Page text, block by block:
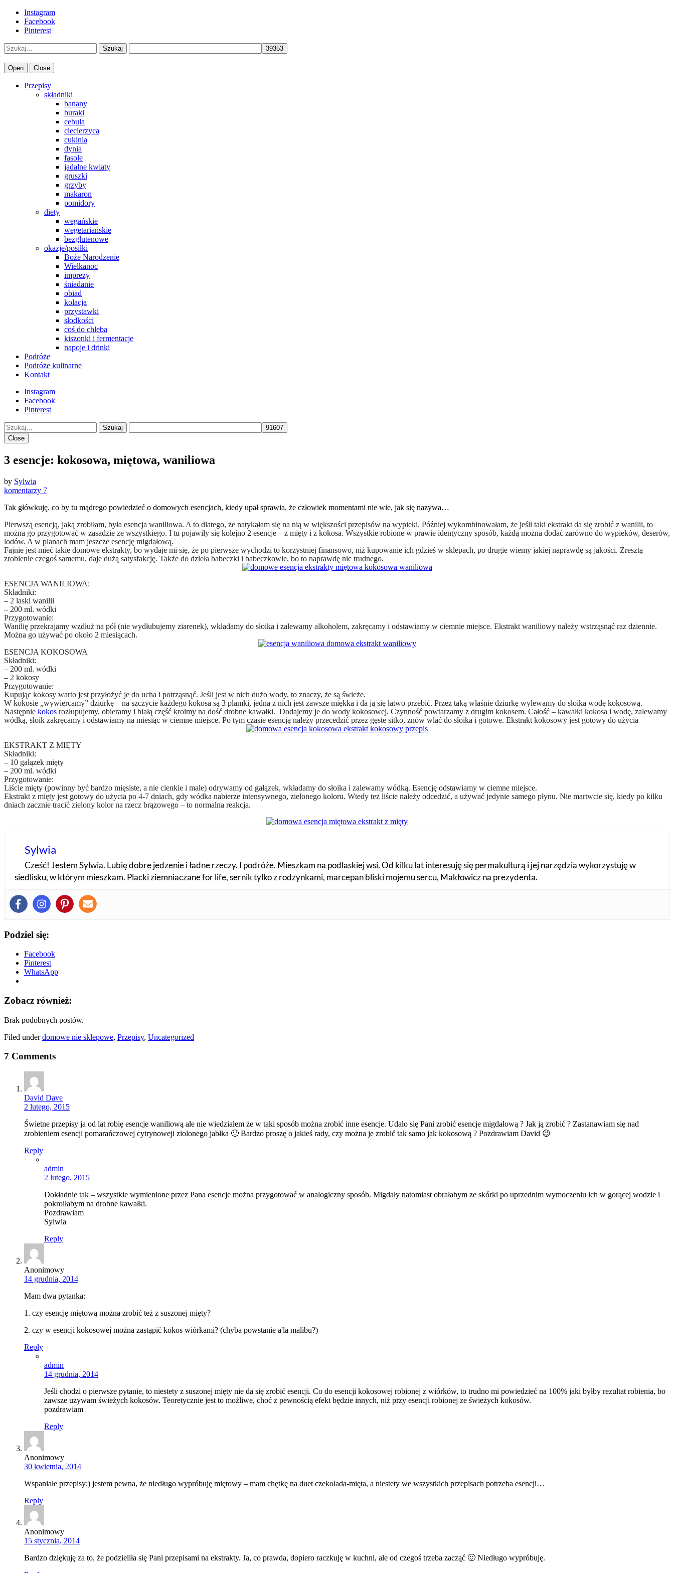
Instagram
Facebook
Pinterest
Szukaj
Open Close
Przepisy
składniki
banany
buraki
cebula
ciecierzyca
cukinia
dynia
fasole
jadalne kwiaty
gruszki
grzyby
makaron
pomidory
diety
wegańskie
wegetariańskie
bezglutenowe
okazje/posiłki
Boże Narodzenie
Wielkanoc
imprezy
śniadanie
obiad
kolacja
przystawki
słodkości
coś do chleba
kiszonki i fermentacje
napoje i drinki
Podróże
Podróże kulinarne
Kontakt
Instagram
Facebook
Pinterest
Szukaj
Close
3 esencje: kokosowa, miętowa, waniliowa
by Sylwia
komentarzy 7
Tak główkuję. co by tu mądrego powiedzieć o domowych esencjach, kiedy upał sprawia, że człowiek momentami nie wie, jak się nazywa…
Pierwszą esencją, jaką zrobiłam, była esencja waniliowa. A to dlatego, że natykałam się na nią w większości przepisów na wypieki. Później wykombinowałam, że jeśli taki ekstrakt da się zrobić z wanilii, to
można go przygotować w zasadzie ze wszystkiego. I tu pojawiły się kolejno 2 esencje – z mięty i z kokosa. Wszystkie robione w prawie identyczny sposób, każdą można dodać zarówno do wypieków, deserów,
lodów. A w planach mam jeszcze esencję migdałową.
Fajnie jest mieć takie domowe ekstrakty, bo wydaje mi się, że po pierwsze wychodzi to korzystniej finansowo, niż kupowanie ich gdzieś w sklepach, po drugie wiemy jakiej naprawdę są jakości. Zresztą
zrobienie czegoś samemu, daje dużą satysfakcję. Także do dzieła babeczki i babeczkowie, bo to naprawdę nic trudnego.
ESENCJA WANILIOWA:
Składniki:
– 2 laski wanilii
– 200 ml. wódki
Przygotowanie:
Wanilię przekrajamy wzdłuż na pół (nie wydłubujemy ziarenek), wkładamy do słoika i zalewamy alkoholem, zakręcamy i odstawiamy w ciemnie miejsce. Ekstrakt waniliowy należy wstrząsnąć raz dziennie.
Można go używać po około 2 miesiącach.
ESENCJA KOKOSOWA
Składniki:
– 200 ml. wódki
– 2 kokosy
Przygotowanie:
Kupując kokosy warto jest przyłożyć je do ucha i potrząsnąć. Jeśli jest w nich dużo wody, to znaczy, że są świeże.
W kokosie „wywiercamy” dziurkę – na szczycie każdego kokosa są 3 plamki, jedna z nich jest zawsze miękka i da ją się łatwo przebić. Przez taką właśnie dziurkę wylewamy do słoika wodę kokosową.
Następnie kokos rozłupujemy, obieramy i białą część kroimy na dość drobne kawałki. Dodajemy je do wody kokosowej. Czynność powtarzamy z drugim kokosem. Całość – kawałki kokosa i wodę, zalewamy
wódką, słoik zakręcamy i odstawiamy na miesiąc w ciemne miejsce. Po tym czasie esencją należy przecedzić przez gęste sitko, znów wlać do słoika i gotowe. Ekstrakt kokosowy jest gotowy do użycia
EKSTRAKT Z MIĘTY
Składniki:
– 10 gałązek mięty
– 200 ml. wódki
Przygotowanie:
Liście mięty (powinny być bardzo mięsiste, a nie cienkie i małe) odrywamy od gałązek, wkładamy do słoika i zalewamy wódką. Esencję odstawiamy w ciemne miejsce.
Ekstrakt z mięty jest gotowy do użycia po 4-7 dniach, gdy wódka nabierze intensywnego, zielonego koloru. Wtedy też liście należy odcedzić, a używać jedynie samego płynu. Nie martwcie się, kiedy po kilku
dniach zacznie tracić zielony kolor na rzecz brązowego – to normalna reakcja.
Sylwia
Cześć! Jestem Sylwia. Lubię dobre jedzenie i ładne rzeczy. I podróże. Mieszkam na podlaskiej wsi. Od kilku lat interesuję się permakulturą i jej narzędzia wykorzystuję w
siedlisku, w którym mieszkam. Placki ziemniaczane for life, sernik tylko z rodzynkami, marcepan bliski mojemu sercu, Makłowicz na prezydenta.
Podziel się:
Facebook
Pinterest
WhatsApp
Zobacz również:
Brak podobnych postów.
Filed underdomowe nie sklepowe, Przepisy, Uncategorized
7 Comments
David Dave
2 lutego, 2015
Świetne przepisy ja od lat robię esencje waniliową ale nie wiedziałem że w taki sposób można zrobić inne esencje. Udało się Pani zrobić esencje migdałową ? Jak ją zrobić ? Zastanawiam się nad
zrobieniem esencji pomarańczowej cytrynoweji ziolonego jabłka 🙂 Bardzo proszę o jakieś rady, czy można je zrobić tak samo jak kokosową ? Pozdrawiam David 😉
Reply
admin
2 lutego, 2015
Dokładnie tak – wszystkie wymienione przez Pana esencje można przygotować w analogiczny sposób. Migdały natomiast obrałabym ze skórki po uprzednim wymoczeniu ich w gorącej wodzie i
pokroiłabym na drobne kawałki.
Pozdrawiam
Sylwia
Reply
Anonimowy
14 grudnia, 2014
Mam dwa pytanka:
1. czy esencję miętową można zrobić też z suszonej mięty?
2. czy w esencji kokosowej można zastąpić kokos wiórkami? (chyba powstanie a'la malibu?)
Reply
admin
14 grudnia, 2014
Jeśli chodzi o pierwsze pytanie, to niestety z suszonej mięty nie da się zrobić esencji. Co do esencji kokosowej robionej z wiórków, to trudno mi powiedzieć na 100% jaki byłby rezultat robienia, bo
zawsze używam świeżych kokosów. Teoretycznie jest to możliwe, choć z pewnością efekt będzie innych, niż przy esencji robionej ze świeżych kokosów.
pozdrawiam
Reply
Anonimowy
30 kwietnia, 2014
Wspaniałe przepisy:) jestem pewna, że niedługo wypróbuję miętowy – mam chętkę na duet czekolada-mięta, a niestety we wszystkich przepisach potrzeba esencji…
Reply
Anonimowy
15 stycznia, 2014
Bardzo dziękuję za to, że podzieliła się Pani przepisami na ekstrakty. Ja, co prawda, dopiero raczkuję w kuchni, ale od czegoś trzeba zacząć 🙂 Niedługo wypróbuję.